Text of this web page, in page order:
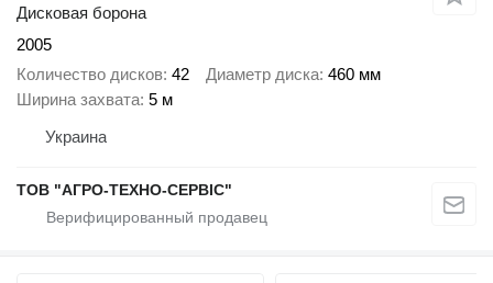
Дисковая борона
2005
Количество дисков 42 Диаметр диска 460 мм
Ширина захвата 5 м
Украина
ТОВ "АГРО-ТЕХНО-СЕРВІС"